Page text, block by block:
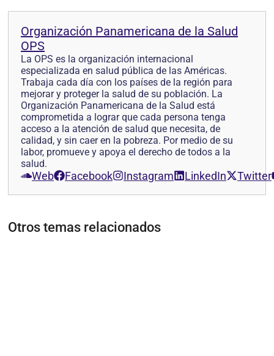
Organización Panamericana de la Salud
OPS
La OPS es la organización internacional
especializada en salud pública de las Américas.
Trabaja cada día con los países de la región para
mejorar y proteger la salud de su población. La
Organización Panamericana de la Salud está
comprometida a lograr que cada persona tenga
acceso a la atención de salud que necesita, de
calidad, y sin caer en la pobreza. Por medio de su
labor, promueve y apoya el derecho de todos a la
salud.
Web Facebook Instagram LinkedIn Twitter
Otros temas relacionados